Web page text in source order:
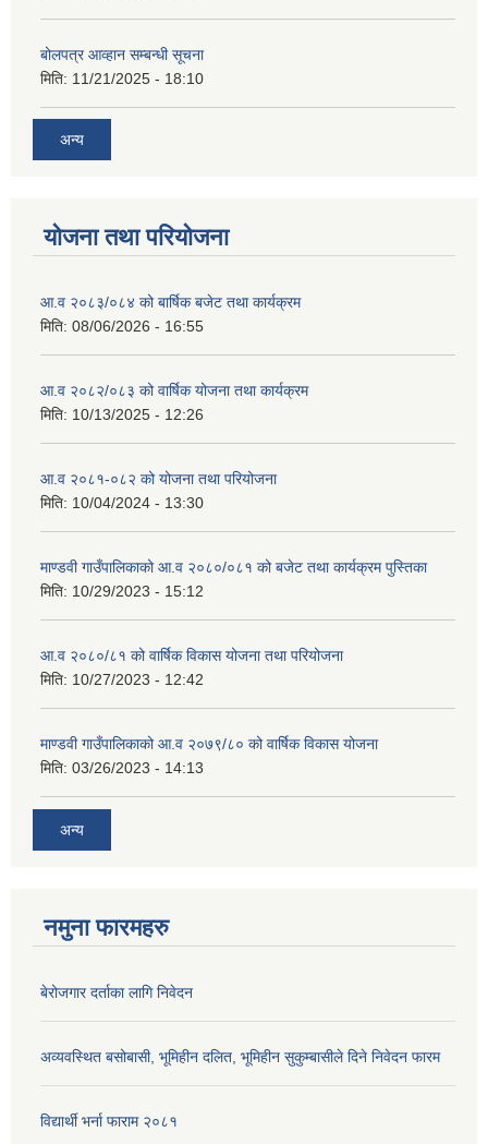
बोलपत्र आव्हान सम्बन्धी सूचना
मिति: 11/21/2025 - 18:10
अन्य
योजना तथा परियोजना
आ.व २०८३/०८४ को बार्षिक बजेट तथा कार्यक्रम
मिति: 08/06/2026 - 16:55
आ.व २०८२/०८३ को वार्षिक योजना तथा कार्यक्रम
मिति: 10/13/2025 - 12:26
आ.व २०८१-०८२ को योजना तथा परियोजना
मिति: 10/04/2024 - 13:30
माण्डवी गाउँपालिकाको आ.व २०८०/०८१ को बजेट तथा कार्यक्रम पुस्तिका
मिति: 10/29/2023 - 15:12
आ.व २०८०/८१ को वार्षिक विकास योजना तथा परियोजना
मिति: 10/27/2023 - 12:42
माण्डवी गाउँपालिकाको आ.व २०७९/८० को वार्षिक विकास योजना
मिति: 03/26/2023 - 14:13
अन्य
नमुना फारमहरु
बेरोजगार दर्ताका लागि निवेदन
अव्यवस्थित बसोबासी, भूमिहीन दलित, भूमिहीन सुकुम्बासीले दिने निवेदन फारम
विद्यार्थी भर्ना फाराम २०८१